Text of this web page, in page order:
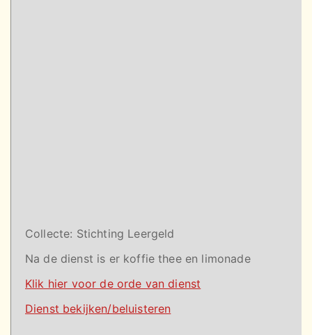
Collecte: Stichting Leergeld
Na de dienst is er koffie thee en limonade
Klik hier voor de orde van dienst
Dienst bekijken/beluisteren